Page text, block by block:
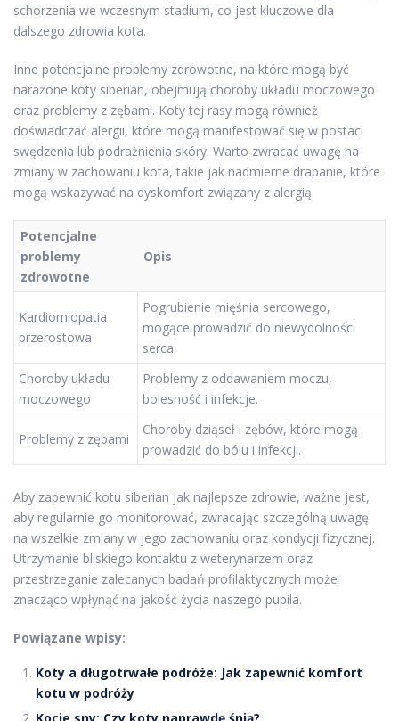
schorzenia we wczesnym stadium, co jest kluczowe dla
dalszego zdrowia kota.
Inne potencjalne problemy zdrowotne, na które mogą być
narażone koty siberian, obejmują choroby układu moczowego
oraz problemy z zębami. Koty tej rasy mogą również
doświadczać alergii, które mogą manifestować się w postaci
swędzenia lub podrażnienia skóry. Warto zwracać uwagę na
zmiany w zachowaniu kota, takie jak nadmierne drapanie, które
mogą wskazywać na dyskomfort związany z alergią.
Potencjalne
problemy
zdrowotne
Opis
Kardiomiopatia
przerostowa
Pogrubienie mięśnia sercowego,
mogące prowadzić do niewydolności
serca.
Choroby układu
moczowego
Problemy z oddawaniem moczu,
bolesność i infekcje.
Problemy z zębami
Choroby dziąseł i zębów, które mogą
prowadzić do bólu i infekcji.
Aby zapewnić kotu siberian jak najlepsze zdrowie, ważne jest,
aby regularnie go monitorować, zwracając szczególną uwagę
na wszelkie zmiany w jego zachowaniu oraz kondycji fizycznej.
Utrzymanie bliskiego kontaktu z weterynarzem oraz
przestrzeganie zalecanych badań profilaktycznych może
znacząco wpłynąć na jakość życia naszego pupila.
Powiązane wpisy:
Koty a długotrwałe podróże: Jak zapewnić komfort
kotu w podróży